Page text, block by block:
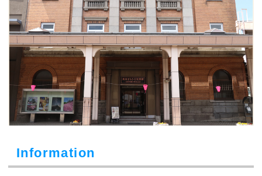
Information